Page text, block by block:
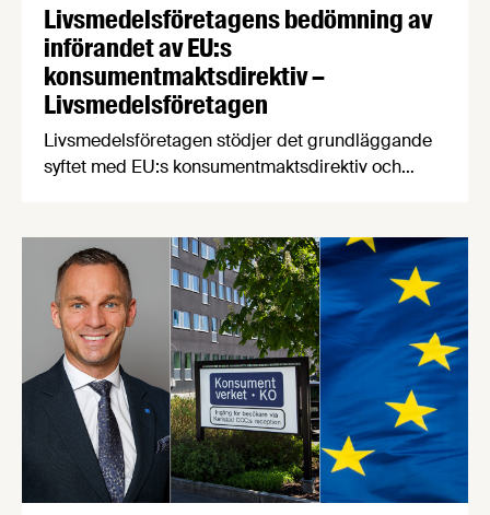
Livsmedelsföretagens bedömning av
införandet av EU:s
konsumentmaktsdirektiv –
Livsmedelsföretagen
Livsmedelsföretagen stödjer det grundläggande
syftet med EU:s konsumentmaktsdirektiv och
upprepade möten vägrar Regeringskansliet och
Konsumentverket att klargöra vad som gäller
kring övergångsregler. Därför ger
Livsmedelsföretagen nu sin samlade bedömning
till medlemsföretagen.